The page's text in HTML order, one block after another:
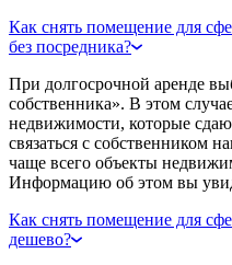
Как снять помещение для
без посредника?
При долгосрочной аренде
собственника». В этом
недвижимости, которые
связаться с собственником
чаще всего объекты
Информацию об этом вы
Как снять помещение для
дешево?